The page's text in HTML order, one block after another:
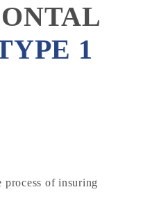
1
of insuring